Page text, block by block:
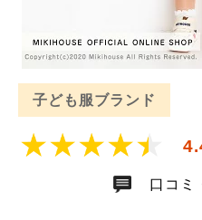
子ども服ブランド
口コミ